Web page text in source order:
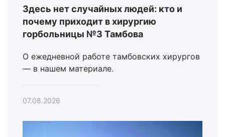
Здесь нет случайных людей: кто и
почему приходит в хирургию
горбольницы №3 Тамбова
О ежедневной работе тамбовских хирургов
— в нашем материале.
07.08.2026